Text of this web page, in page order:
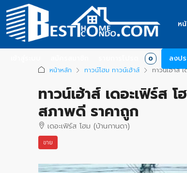
ห
0 ลงป
หน้าหลัก ทาวน์โฮม ทาวน์เฮ้าส์ ทาวน์เฮ้าส์
ทาวน์เฮ้าส์ เดอะเฟิร์ส
สภาพดี ราคาถูก
เดอะเฟิร์ส โฮม (บ้านกานดา)
ขาย